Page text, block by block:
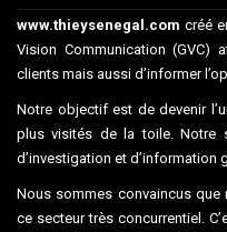
www.thieysenegal.com créé
Vision Communication
clients mais aussi d’informer
Notre objectif est de devenir
plus visités de la toile. Notre
d’investigation et d’information
Nous sommes convaincus
ce secteur très concurrentiel.